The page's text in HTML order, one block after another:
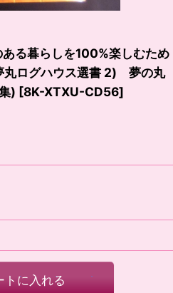
る暮らしを100%楽しむため
丸ログハウス選書 2) 夢の丸
) [8K-XTXU-CD56]
トに入れる